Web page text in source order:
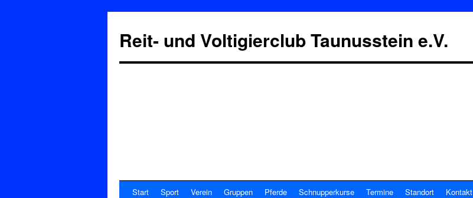
Reit- und Voltigierclub Taunusstein e.V.
Start Sport Verein Gruppen Pferde Schnupperkurse Termine Standort Kontakt